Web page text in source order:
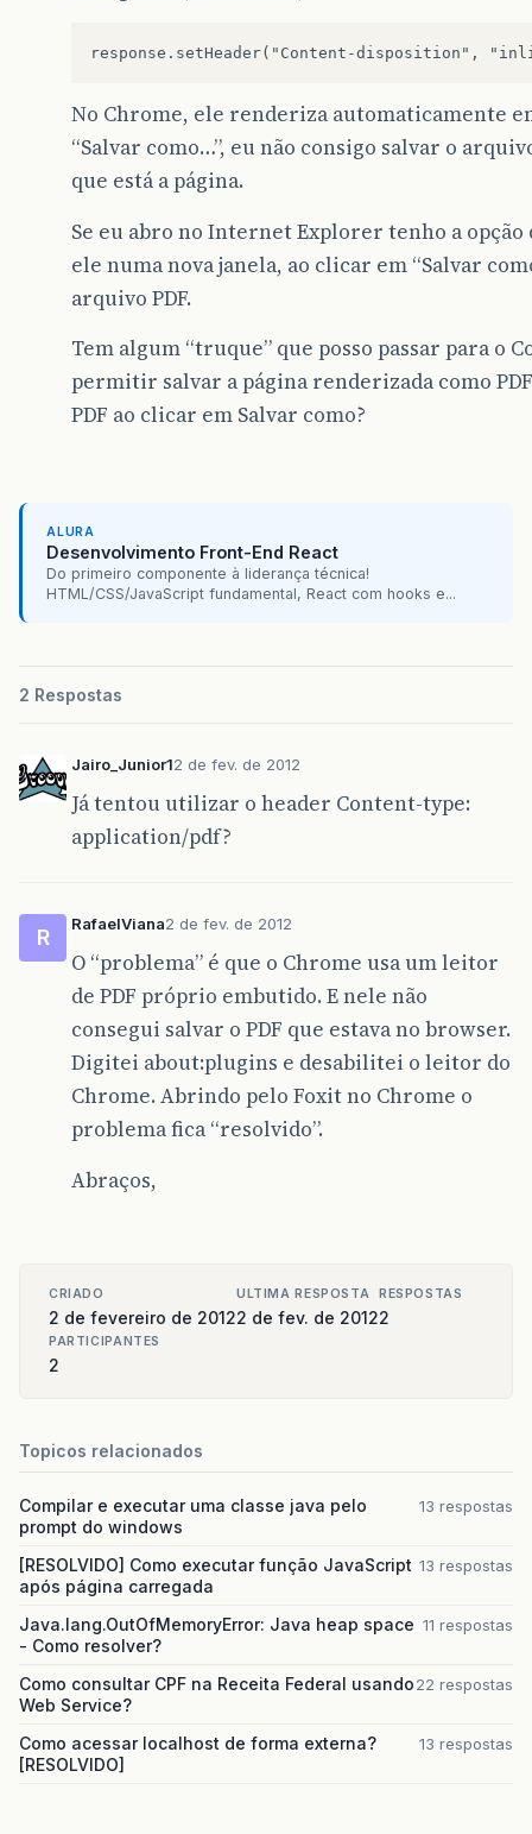
No Chrome, ele renderiza automaticamente
“Salvar como…”, eu não consigo salvar o
que está a página.
Se eu abro no Internet Explorer tenho a opção
ele numa nova janela, ao clicar em “Salvar
arquivo PDF.
Tem algum “truque” que posso passar para o
permitir salvar a página renderizada como
PDF ao clicar em Salvar como?
ALURA
Desenvolvimento Front-End React
Do primeiro componente à liderança técnica!
HTML/CSS/JavaScript fundamental, React com hooks e...
2 Respostas
Jairo_Junior12 de fev. de 2012
Já tentou utilizar o header Content-type:
application/pdf?
R
RafaelViana2 de fev. de 2012
O “problema” é que o Chrome usa um leitor
de PDF próprio embutido. E nele não
consegui salvar o PDF que estava no browser.
Digitei about:plugins e desabilitei o leitor do
Chrome. Abrindo pelo Foxit no Chrome o
problema fica “resolvido”.
Abraços,
CRIADO
2 de fevereiro de 2012
ULTIMA RESPOSTA
2 de fev. de 2012
RESPOSTAS
2
PARTICIPANTES
2
Topicos relacionados
Compilar e executar uma classe java pelo
prompt do windows
13 respostas
[RESOLVIDO] Como executar função JavaScript
após página carregada
13 respostas
Java.lang.OutOfMemoryError: Java heap space
- Como resolver?
11 respostas
Como consultar CPF na Receita Federal usando
Web Service?
22 respostas
Como acessar localhost de forma externa?
[RESOLVIDO]
13 respostas